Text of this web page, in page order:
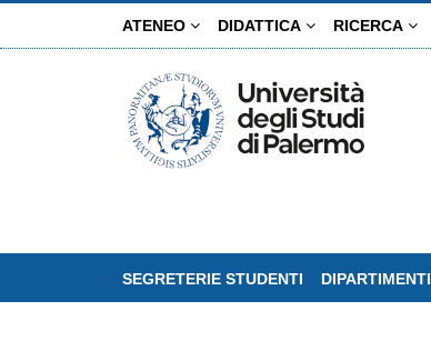
ATENEO DIDATTICA RICERCA
SEGRETERIE STUDENTI DIPARTIMENTI